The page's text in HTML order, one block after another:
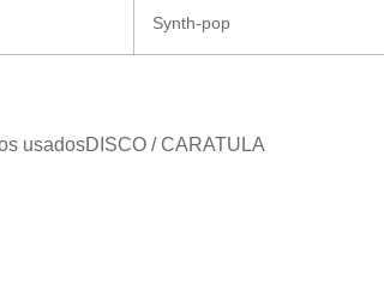
Synth-pop
usadosDISCO / CARATULA